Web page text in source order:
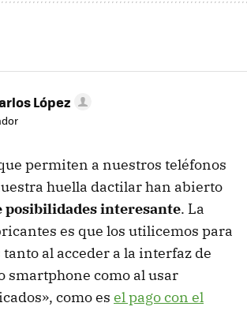
López
permiten a nuestros teléfonos
huella dactilar han abierto
posibilidades interesante. La
es que los utilicemos para
al acceder a la interfaz de
smartphone como al usar
como es el pago con el